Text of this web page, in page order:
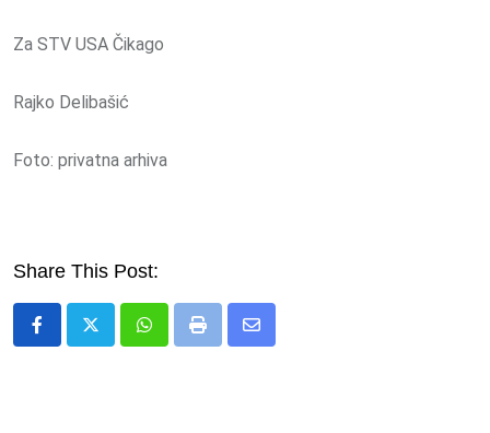
Za STV USA Čikago
Rajko Delibašić
Foto: privatna arhiva
Share This Post:
WhatsappPrint
Share